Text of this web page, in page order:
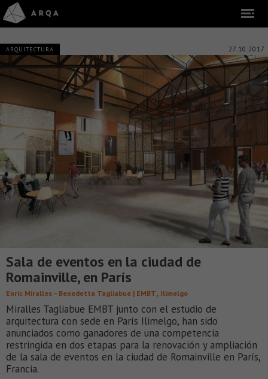
ARQUITECTURA 27.10.2017
Sala de eventos en la ciudad de
Romainville, en París
Enric Miralles – Benedetta Tagliabue | EMBT, Ilimelgo
Miralles Tagliabue EMBT junto con el estudio de
arquitectura con sede en París Ilimelgo, han sido
anunciados como ganadores de una competencia
restringida en dos etapas para la renovación y ampliación
de la sala de eventos en la ciudad de Romainville en París,
Francia.